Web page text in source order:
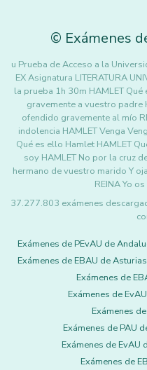
© Exámenes
u Prueba de Acceso a la
EX Asignatura LITERATURA
la prueba 1h 30m HAMLET
gravemente a vuestro padre
ofendido gravemente al mío
indolencia HAMLET Venga
Qué es ello Hamlet HAMLET
soy HAMLET No por la cruz
hermano de vuestro marido Y
REINA Yo
37.277.803 exámenes
Exámenes de PEvAU de
Exámenes de EBAU de Asturias
Exámenes de
Exámenes de
Exámenes
Exámenes de PAU
Exámenes de EvAU
Exámenes de